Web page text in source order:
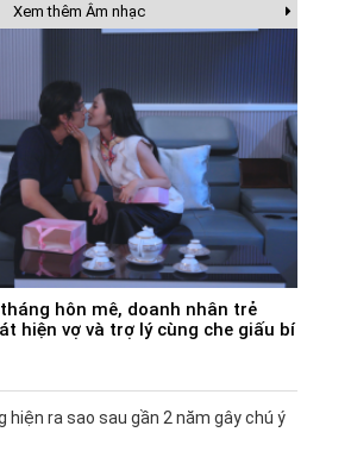
Xem thêm Âm nhạc
hôn mê, doanh nhân trẻ
hiện vợ và trợ lý cùng che giấu bí
hiện ra sao sau gần 2 năm gây chú ý